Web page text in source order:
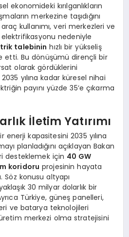
ekonomideki kırılganlıkların
merkezine taşıdığını
kullanımı, veri merkezleri ve
nedeniyle
talebinin hızlı bir yükseliş
etti. Bu dönüşümü dirençli bir
olarak gördüklerini
yılına kadar küresel nihai
payını yüzde 35’e çıkarma
İletim Yatırımı
enerji kapasitesini 2035 yılına
planladığını açıklayan Bakan
desteklemek için 40 GW
koridoru projesinin hayata
konusu altyapı
30 milyar dolarlık bir
Türkiye, güneş panelleri,
ve batarya teknolojileri
merkezi olma stratejisini